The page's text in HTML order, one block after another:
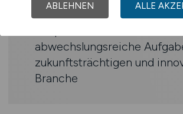
Angenehmes Arbeitsklima
abwechslungsreiche
zukunftsträchtigen und
Branche­
ABLEHNEN ALLE